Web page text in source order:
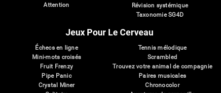
Attention
Révision systémique
Taxonomie SG4D
Jeux Pour Le Cerveau
Échecs en ligne
Mini-mots croisés
Fruit Frenzy
Pipe Panic
Crystal Miner
Tennis mélodique
Scrambled
Trouvez votre animal de compagnie
Paires musicales
Chronocolor